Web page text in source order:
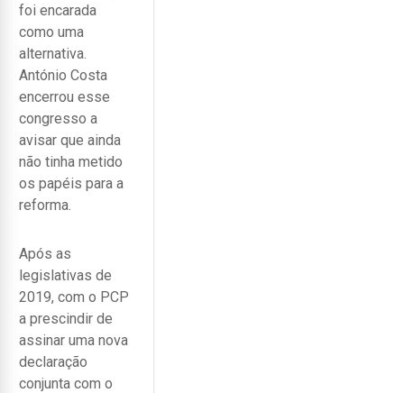
foi encarada
como uma
alternativa.
António Costa
encerrou esse
congresso a
avisar que ainda
não tinha metido
os papéis para a
reforma.
Após as
legislativas de
2019, com o PCP
a prescindir de
assinar uma nova
declaração
conjunta com o